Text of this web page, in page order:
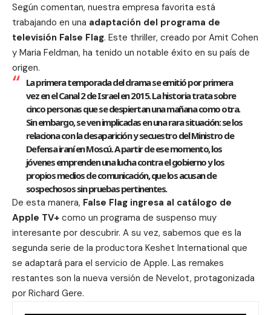
Según comentan, nuestra empresa favorita está
trabajando en una adaptación del programa de
televisión False Flag. Este thriller, creado por Amit Cohen
y Maria Feldman, ha tenido un notable éxito en su país de
origen.
La primera temporada del drama se emitió por primera
vez en el Canal 2 de Israel en 2015. La historia trata sobre
cinco personas que se despiertan una mañana como otra.
Sin embargo, se ven implicadas en una rara situación: se los
relaciona con la desaparición y secuestro del Ministro de
Defensa iraní en Moscú. A partir de ese momento, los
jóvenes emprenden una lucha contra el gobierno y los
propios medios de comunicación, que los acusan de
sospechosos sin pruebas pertinentes.
De esta manera, False Flag ingresa al catálogo de
Apple TV+ como un programa de suspenso muy
interesante por descubrir. A su vez, sabemos que es la
segunda serie de la productora Keshet International que
se adaptará para el servicio de Apple. Las remakes
restantes son la nueva versión de Nevelot, protagonizada
por Richard Gere.